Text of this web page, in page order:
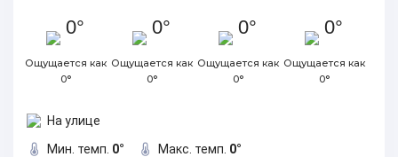
0°
Ощущается как
0°
0°
Ощущается как
0°
0°
Ощущается как
0°
0°
Ощущается как
0°
На улице
Мин. темп. 0° Макс. темп. 0°